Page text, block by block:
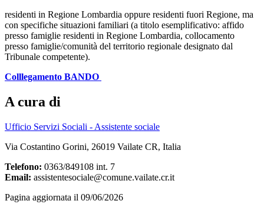
residenti in Regione Lombardia oppure residenti fuori Regione, ma
con specifiche situazioni familiari (a titolo esemplificativo: affido
presso famiglie residenti in Regione Lombardia, collocamento
presso famiglie/comunità del territorio regionale designato dal
Tribunale competente).
Colllegamento BANDO
A cura di
Ufficio Servizi Sociali - Assistente sociale
Via Costantino Gorini, 26019 Vailate CR, Italia
Telefono: 0363/849108 int. 7
Email: assistentesociale@comune.vailate.cr.it
Pagina aggiornata il 09/06/2026